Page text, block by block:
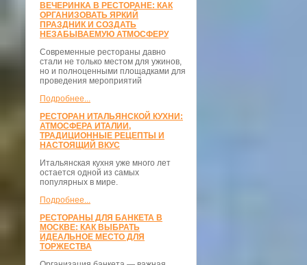
ВЕЧЕРИНКА В РЕСТОРАНЕ: КАК
ОРГАНИЗОВАТЬ ЯРКИЙ
ПРАЗДНИК И СОЗДАТЬ
НЕЗАБЫВАЕМУЮ АТМОСФЕРУ
Современные рестораны давно
стали не только местом для ужинов,
но и полноценными площадками для
проведения мероприятий
Подробнее...
РЕСТОРАН ИТАЛЬЯНСКОЙ КУХНИ:
АТМОСФЕРА ИТАЛИИ,
ТРАДИЦИОННЫЕ РЕЦЕПТЫ И
НАСТОЯЩИЙ ВКУС
Итальянская кухня уже много лет
остается одной из самых
популярных в мире.
Подробнее...
РЕСТОРАНЫ ДЛЯ БАНКЕТА В
МОСКВЕ: КАК ВЫБРАТЬ
ИДЕАЛЬНОЕ МЕСТО ДЛЯ
ТОРЖЕСТВА